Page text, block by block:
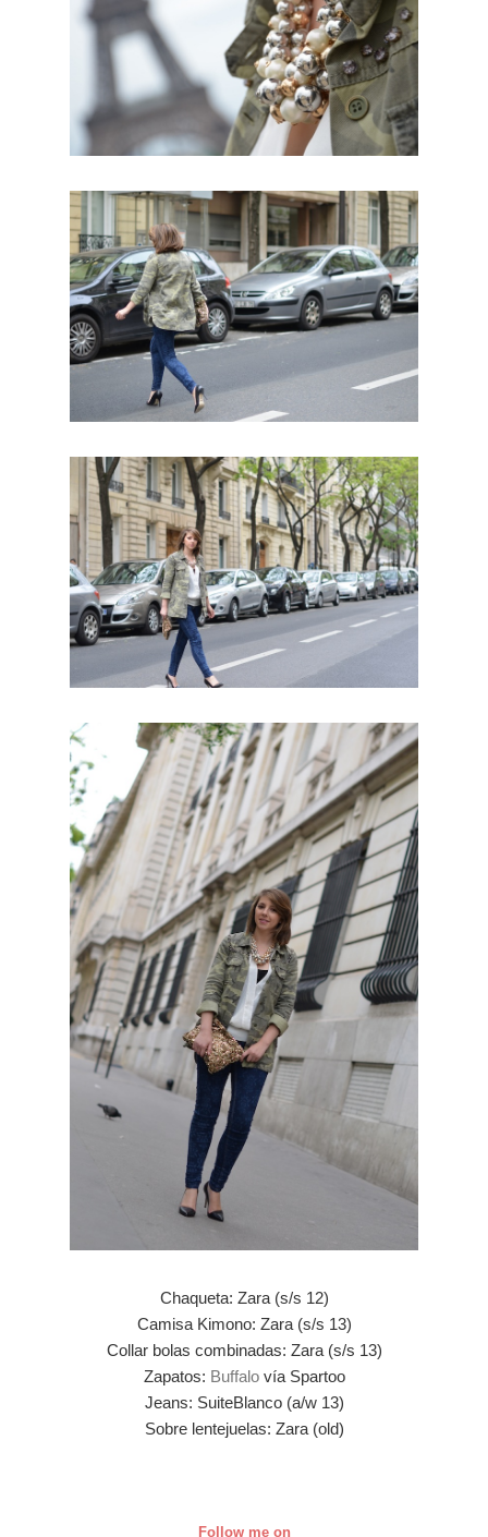
Chaqueta: Zara (s/s 12)
Camisa Kimono: Zara (s/s 13)
Collar bolas combinadas: Zara (s/s 13)
Zapatos: Buffalovía Spartoo
Jeans: SuiteBlanco (a/w 13)
Sobre lentejuelas: Zara (old)
Follow me on